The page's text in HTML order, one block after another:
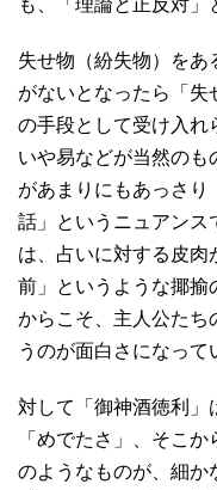
失せ物（紛失物）をあ
がないとなったら「
の手段として受け入れ
いや易などが当然のも
があまりにもあっさり
話」というニュアンス
は、占いに対する皮肉
前」というような揶揄
からこそ、主人公たち
うのが面白さになって
対して「御神酒徳利」
「めでたさ」、そこ
のようなものが、細か